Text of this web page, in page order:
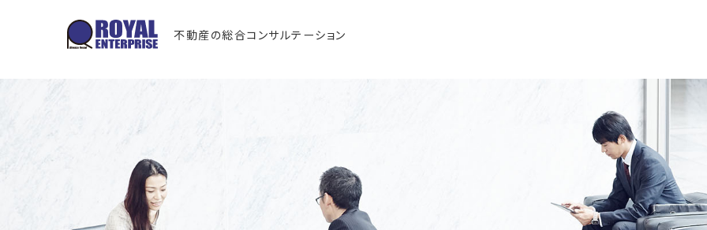
不動産の総合コンサルテーション